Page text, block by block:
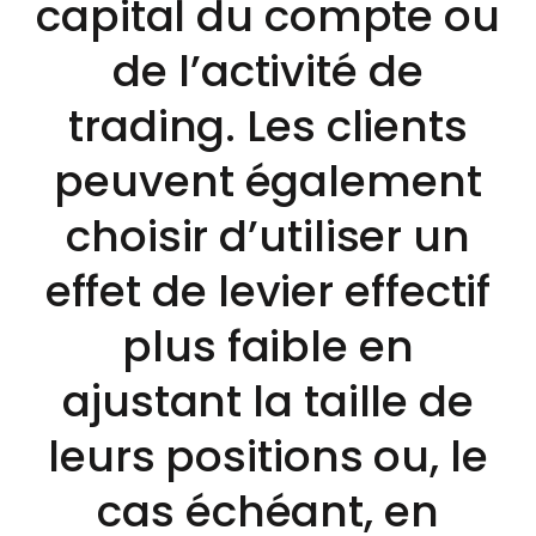
capital du compte ou
de l’activité de
trading. Les clients
peuvent également
choisir d’utiliser un
effet de levier effectif
plus faible en
ajustant la taille de
leurs positions ou, le
cas échéant, en